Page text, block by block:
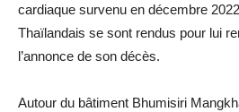
cardiaque survenu en décembre
Thaïlandais se sont rendus pour lui
l’annonce de son décès.
Autour du bâtiment Bhumisiri